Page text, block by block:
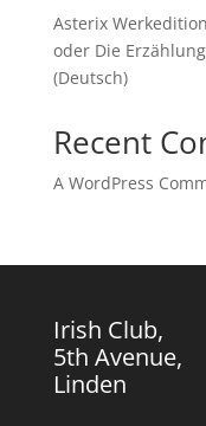
Asterix
oder Die
(Deutsch)
Recent
A WordPress
Irish Club,
5th Avenue,
Linden